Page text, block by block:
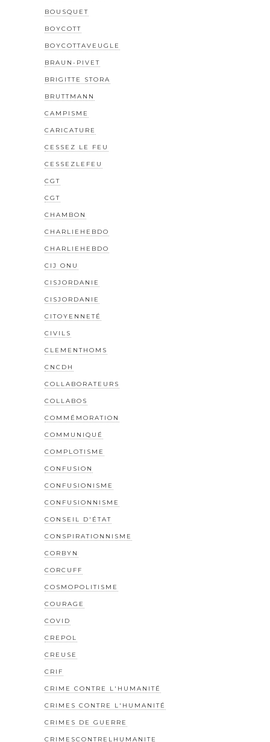
BOUSQUET
BOYCOTT
BOYCOTTAVEUGLE
BRAUN-PIVET
BRIGITTE STORA
BRUTTMANN
CAMPISME
CARICATURE
CESSEZ LE FEU
CESSEZLEFEU
CGT
CGT
CHAMBON
CHARLIEHEBDO
CHARLIEHEBDO
CIJ ONU
CISJORDANIE
CISJORDANIE
CITOYENNETÉ
CIVILS
CLEMENTHOMS
CNCDH
COLLABORATEURS
COLLABOS
COMMÉMORATION
COMMUNIQUÉ
COMPLOTISME
CONFUSION
CONFUSIONISME
CONFUSIONNISME
CONSEIL D'ÉTAT
CONSPIRATIONNISME
CORBYN
CORCUFF
COSMOPOLITISME
COURAGE
COVID
CREPOL
CREUSE
CRIF
CRIME CONTRE L'HUMANITÉ
CRIMES CONTRE L'HUMANITÉ
CRIMES DE GUERRE
CRIMESCONTRELHUMANITE